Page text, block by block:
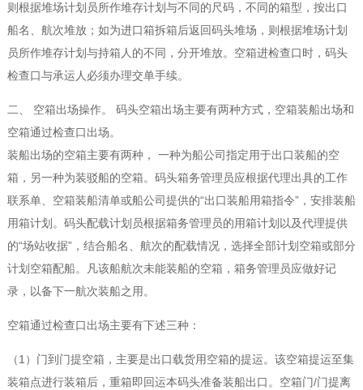
则根据堆场计划员所作堆存计划与不同的尺码，不同的箱型，按出口
船名、航次堆放；如为进口箱拆箱后返回码头堆场，则根据堆场计划
员所作堆存计划与持箱人的不同，分开堆放。空箱进检查口时，码头
检查口与承运人必须办理交单手续。
二、 空箱出场操作。 码头空箱出场主要有两种方式，空箱装船出场和
空箱通过检查口出场。
装船出场的空箱主要有两种， 一种为船公司指定用于出口装船的空
箱，另一种为装驳船的空箱。码头箱务管理员应根据代理出具的工作
联系单、空箱装船清单或船公司提供的“出口装船用箱指令”，安排装船
用箱计划。码头配载计划员根据箱务管理员的用箱计划以及代理提供
的“场站收据”，结合船名、航次的配载情况，选择全部计划空箱或部分
计划空箱配船。凡该船航次未能装船的空箱，箱务管理员应做好记
录，以备下一航次装船之用。
空箱通过检查口出场主要有下述三种：
（1）门到门提空箱，主要是出口载货用空箱的提运。该空箱提运至集
装箱点进行装箱后，重箱即回运本码头准备装船出口。空箱门/门提离